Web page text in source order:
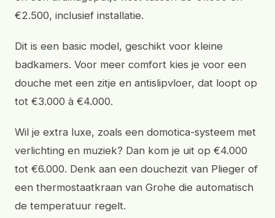
€2.500, inclusief installatie.
Dit is een basic model, geschikt voor kleine
badkamers. Voor meer comfort kies je voor een
douche met een zitje en antislipvloer, dat loopt op
tot €3.000 à €4.000.
Wil je extra luxe, zoals een domotica-systeem met
verlichting en muziek? Dan kom je uit op €4.000
tot €6.000. Denk aan een douchezit van Plieger of
een thermostaatkraan van Grohe die automatisch
de temperatuur regelt.